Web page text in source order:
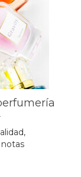
notas